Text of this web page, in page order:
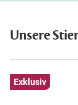
Unsere
Exklusiv